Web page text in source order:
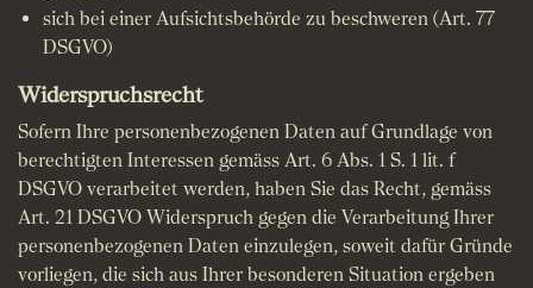
sich bei einer Aufsichtsbehörde zu beschweren (Art. 77
DSGVO)
Widerspruchsrecht
Sofern Ihre personenbezogenen Daten auf Grundlage von
berechtigten Interessen gemäss Art. 6 Abs. 1 S. 1 lit. f
DSGVO verarbeitet werden, haben Sie das Recht, gemäss
Art. 21 DSGVO Widerspruch gegen die Verarbeitung Ihrer
personenbezogenen Daten einzulegen, soweit dafür Gründe
vorliegen, die sich aus Ihrer besonderen Situation ergeben